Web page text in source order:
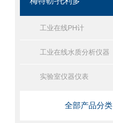
工业在线PH计
工业在线水质分析仪器
实验室仪器仪表
全部产品分类